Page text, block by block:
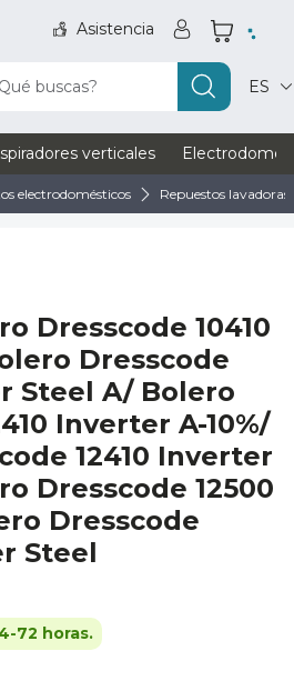
Asistencia
buscas? ES
verticales
electrodomésticos Repuestos lavadoras
Dresscode 10410
Dresscode
Steel A/ Bolero
Inverter A-10%/
12410 Inverter
Dresscode 12500
Dresscode
Steel
72 horas.